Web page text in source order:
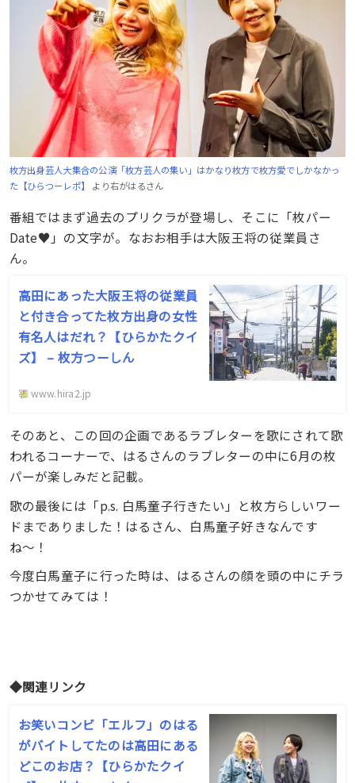
枚方出身芸人大集合の公演「枚方芸人の集い」はかなり枚方で枚方愛でしかなかっ
た【ひらつーレポ】
より右がはるさん
番組ではまず過去のプリクラが登場し、そこに「枚パー
Date♥」の文字が。なおお相手は大阪王将の従業員さ
ん。
高田にあった大阪王将の従業員
と付き合ってた枚方出身の女性
有名人はだれ？【ひらかたクイ
ズ】 – 枚方つーしん
www.hira2.jp
そのあと、この回の企画であるラブレターを歌にされて歌
われるコーナーで、はるさんのラブレターの中に6月の枚
パーが楽しみだと記載。
歌の最後には「p.s. 白馬童子行きたい」と枚方らしいワー
ドまでありました！はるさん、白馬童子好きなんです
ね〜！
今度白馬童子に行った時は、はるさんの顔を頭の中にチラ
つかせてみては！
◆関連リンク
お笑いコンビ「エルフ」のはる
がバイトしてたのは高田にある
どこのお店？【ひらかたクイ